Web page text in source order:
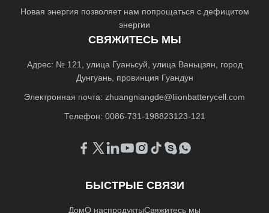
Новая энергия позволяет нам попрощаться с дефицитом
энергии
СВЯЖИТЕСЬ МЫ
Адрес: № 121, улица Гуаньсуй, улица Ваньцзян, город
Дунгуань, провинция Гуандун
Электронная почта: zhuangniangde@liionbatterycell.com
Телефон: 0086-731-198823123-121
БЫСТРЫЕ СВЯЗИ
ДомО наспродуктыСвяжитесь мы